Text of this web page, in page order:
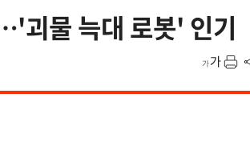
괴물 늑대 로봇' 인기